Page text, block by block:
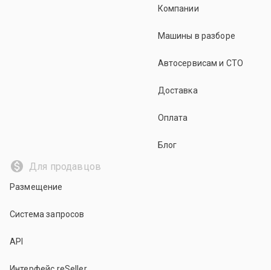
Компании
Машины в разборе
Автосервисам и СТО
Доставка
Оплата
Блог
Для продавцов
Размещение
Система запросов
API